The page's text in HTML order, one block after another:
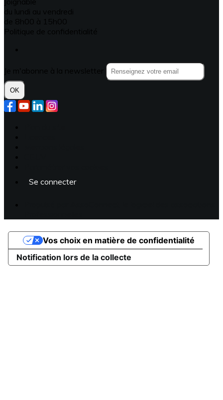
OK
Se connecter
Notification lors de la collecte
Vos choix en matière de confidentialité